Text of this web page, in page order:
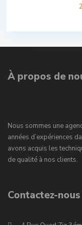
À propos de
Nous sommes une
années d’expériences
avons acquis les
de qualité à nos clients.
Contactez-nous